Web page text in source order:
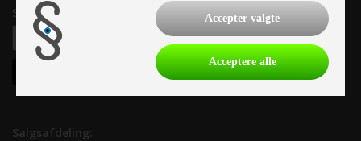
Samtykke til nyhedsbrev
Salgsafdeling:
Accepter valgte
Acceptere alle